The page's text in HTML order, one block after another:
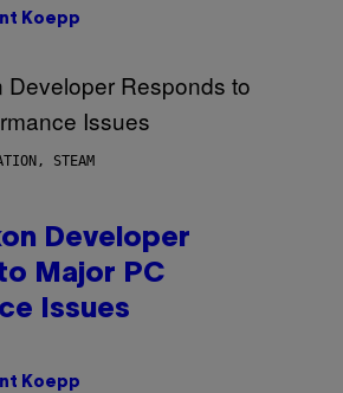
Koepp
STEAM
Developer
Major PC
Issues
Koepp